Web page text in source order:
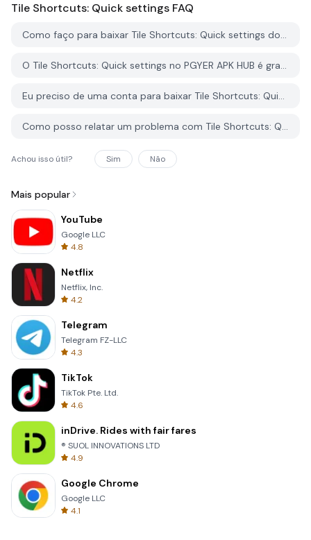
Tile Shortcuts: Quick settings FAQ
Como faço para baixar Tile Shortcuts: Quick settings do PGYER APK HUB?
O Tile Shortcuts: Quick settings no PGYER APK HUB é gratuito para baixar?
Eu preciso de uma conta para baixar Tile Shortcuts: Quick settings do PGYER APK HUB?
Como posso relatar um problema com Tile Shortcuts: Quick settings no PGYER APK HUB?
Achou isso útil? Sim Não
Mais popular
YouTube
Google LLC
4.8
Netflix
Netflix, Inc.
4.2
Telegram
Telegram FZ-LLC
4.3
TikTok
TikTok Pte. Ltd.
4.6
inDrive. Rides with fair fares
® SUOL INNOVATIONS LTD
4.9
Google Chrome
Google LLC
4.1